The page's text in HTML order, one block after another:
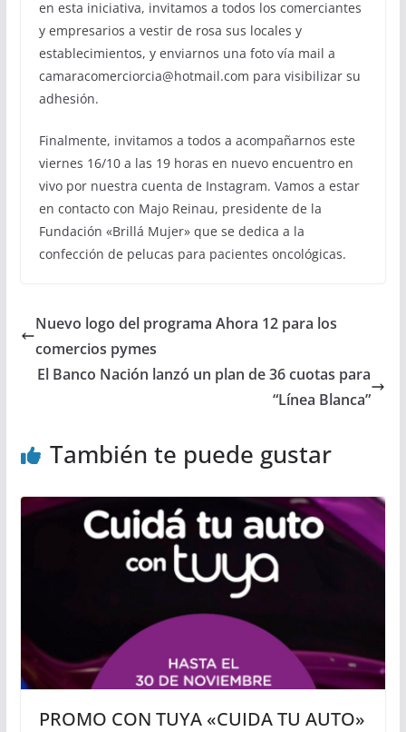
en esta iniciativa, invitamos a todos los comerciantes
y empresarios a vestir de rosa sus locales y
establecimientos, y enviarnos una foto vía mail a
camaracomerciorcia@hotmail.com para visibilizar su
adhesión.
Finalmente, invitamos a todos a acompañarnos este
viernes 16/10 a las 19 horas en nuevo encuentro en
vivo por nuestra cuenta de Instagram. Vamos a estar
en contacto con Majo Reinau, presidente de la
Fundación «Brillá Mujer» que se dedica a la
confección de pelucas para pacientes oncológicas.
Nuevo logo del programa Ahora 12 para los
comercios pymes
El Banco Nación lanzó un plan de 36 cuotas para
“Línea Blanca”
También te puede gustar
PROMO CON TUYA «CUIDA TU AUTO»